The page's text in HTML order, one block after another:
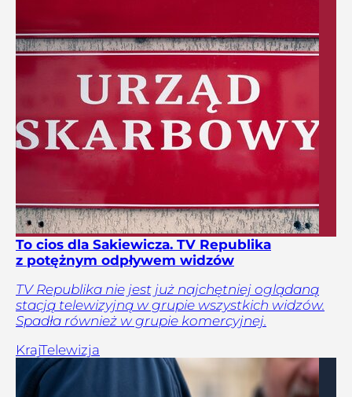
To cios dla Sakiewicza. TV Republika
z potężnym odpływem widzów
TV Republika nie jest już najchętniej oglądaną
stacją telewizyjną w grupie wszystkich widzów.
Spadła również w grupie komercyjnej.
KrajTelewizja